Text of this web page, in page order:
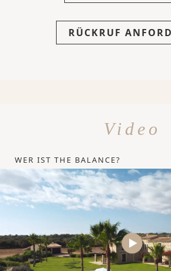
RÜCKRUF
Video
WER IST THE BALANCE?